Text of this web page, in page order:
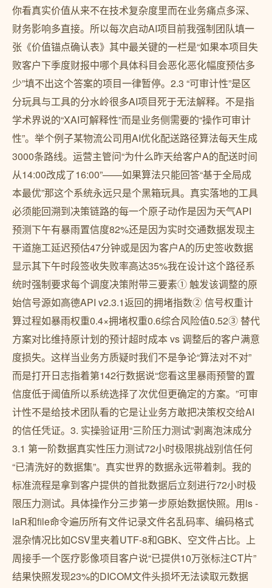
你看真实价值从来不在技术复杂度里而在业务痛点多深、
财务影响多直接。所以每次启动AI项目前我强制团队填一
张《价值锚点确认表》其中最关键的一栏是“如果本项目失
败客户下季度财报中哪个具体科目会恶化恶化幅度预估多
少”填不出这个答案的项目一律暂停。2.3 “可审计性”是区
分玩具与工具的分水岭很多AI项目死于无法解释。不是指
学术界说的“XAI可解释性”而是业务侧需要的“操作可审计
性”。举个例子某物流公司用AI优化配送路径算法每天生成
3000条路线。运营主管问“为什么昨天给客户A的配送时间
从14:00改成了16:00”——如果算法只能回答“基于全局成
本最优”那这个系统永远只是个黑箱玩具。真实落地的工具
必须能回溯到决策链路的每一个原子动作是因为天气API
预测下午有暴雨置信度82%还是因为实时交通数据发现主
干道施工延迟预估47分钟或是因为客户A的历史签收数据
显示其下午时段签收失败率高达35%我在设计这个路径系
统时强制要求每个调度决策附带三要素① 触发该调整的原
始信号源如高德API v2.3.1返回的拥堵指数② 信号权重计
算过程如暴雨权重0.4×拥堵权重0.6综合风险值0.52③ 替代
方案对比维持原计划的预计超时成本 vs 调整后的客户满意
度损失。这样当业务方质疑时我们不是争论“算法对不对”
而是打开日志指着第142行数据说“您看这里暴雨预警的置
信度低于阈值所以系统选择了次优但更确定的方案。”可审
计性不是给技术团队看的它是让业务方敢把决策权交给AI
的信任凭证。3. 实操验证用“三阶压力测试”剥离泡沫成分
3.1 第一阶数据真实性压力测试72小时极限挑战别信任何
“已清洗好的数据集”。真实世界的数据永远带着刺。我的
标准流程是拿到客户提供的首批数据后立刻进行72小时极
限压力测试。具体操作分三步第一步原始数据快照。用ls -
laR和file命令遍历所有文件记录文件名乱码率、编码格式
混杂情况比如CSV里夹着UTF-8和GBK、空文件占比。上
周接手一个医疗影像项目客户说“已提供10万张标注CT片”
结果快照发现23%的DICOM文件头损坏无法读取元数据